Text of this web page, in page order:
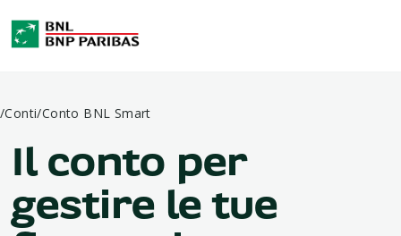
/Conti/Conto BNL Smart
Il conto per
gestire le tue